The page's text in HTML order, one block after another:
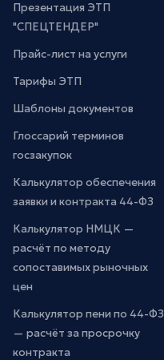
Презентация ЭТП
"СПЕЦТЕНДЕР"
Прайс-лист на услуги
Тарифы ЭТП
Шаблоны документов
Глоссарий терминов
госзакупок
Калькулятор обеспечения
заявки и контракта 44-ФЗ
Калькулятор НМЦК —
расчёт по методу
сопоставимых рыночных
цен
Калькулятор пени по 44-ФЗ
— расчёт за просрочку
контракта